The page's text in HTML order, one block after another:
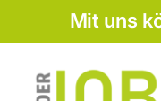
Mit uns